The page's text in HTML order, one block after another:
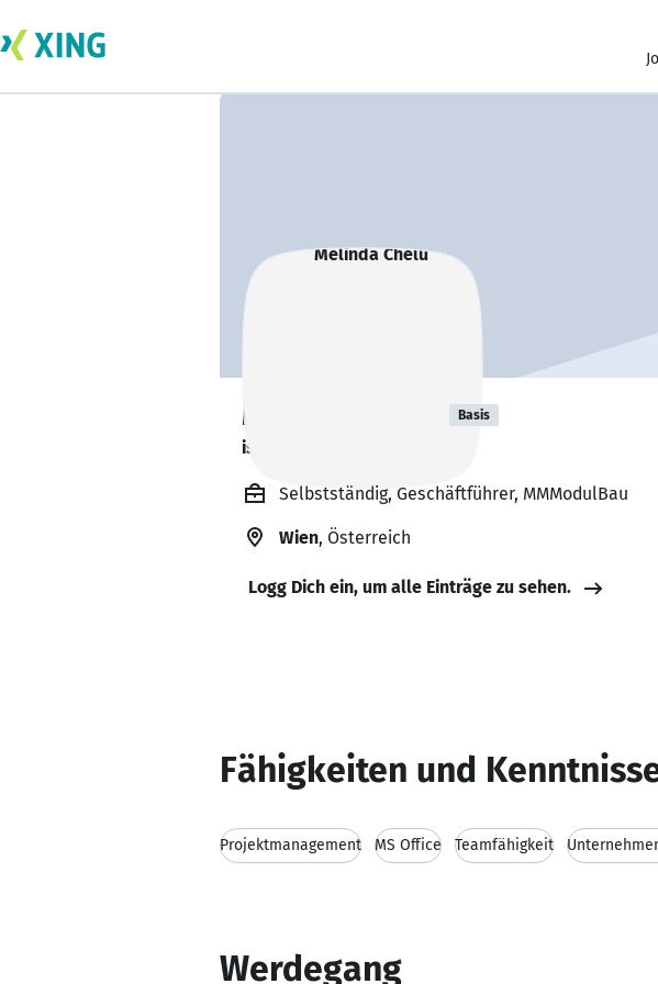
Melinda Chelu Basis
ist offen für Projekte. 🔎
Selbstständig, Geschäftführer, MMModulBau
Wien, Österreich
Logg Dich ein, um alle Einträge zu sehen.
Fähigkeiten und
Projektmanagement MS Office Teamfähigkeit
Werdegang